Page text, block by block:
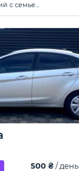
с семье...
500 ₴/ день